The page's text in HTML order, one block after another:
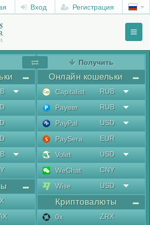
Вход Регистрация
Получить
Онлайн кошельки
Capitalist
RUB
Payeer
RUB
PayPal
USD
PaySera
EUR
Volet
USD
WeChat
CNY
Wise
USD
Криптовалюты
0x
ZRX